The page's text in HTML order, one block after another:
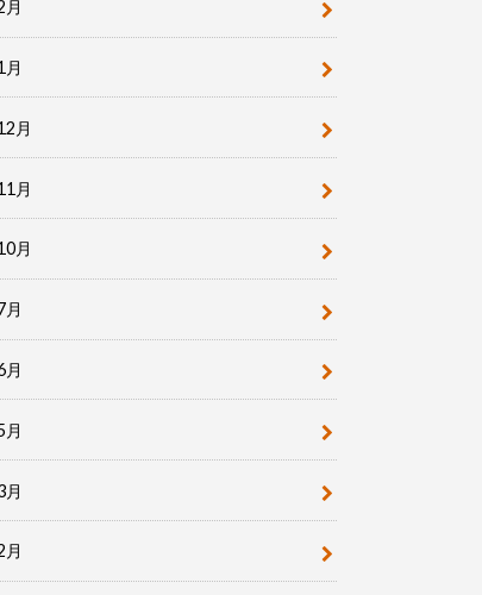
月
月
月